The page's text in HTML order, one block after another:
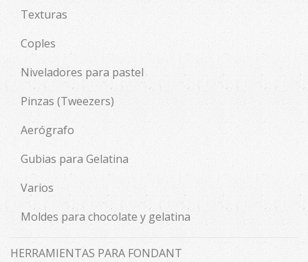
Texturas
Coples
Niveladores para pastel
Pinzas (Tweezers)
Aerógrafo
Gubias para Gelatina
Varios
Moldes para chocolate y gelatina
HERRAMIENTAS PARA FONDANT